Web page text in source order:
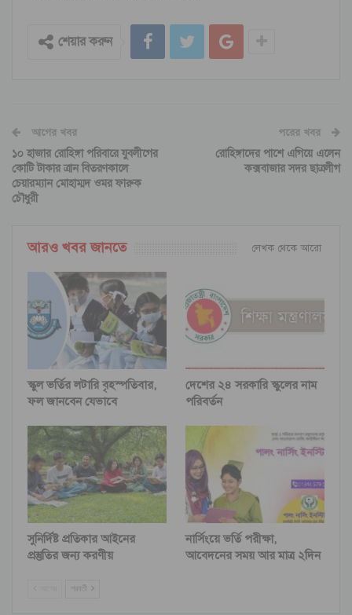
শেয়ার করুন
আগের খবর
১০ হাজার রোহিঙ্গা পরিবারে যুবলীগের
কোটি টাকার ত্রান বিতরণকালে
চেয়ারম্যান মোহাম্মদ ওমর ফারুক
চৌধুরী
পরের খবর
রোহিঙ্গাদের পাশে এগিয়ে এলেন
কক্সবাজার সদর ছাত্রলীগ
আরও খবর জানতে লেখক থেকে আরো
স্কুল ভর্তির লটারি বৃহস্পতিবার,
ফল জানবেন যেভাবে
দেশের ২৪ সরকারি স্কুলের নাম
পরিবর্তন
সুনির্দিষ্ট প্রতিকার আইনের
প্রস্তুতির জন্য করণীয়
নার্সিংয়ে ভর্তি পরীক্ষা,
আবেদনের সময় আর মাত্র ২দিন
পরবর্তী